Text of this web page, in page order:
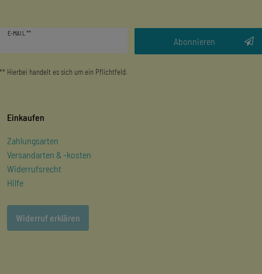
E-MAIL **
Abonnieren
** Hierbei handelt es sich um ein Pflichtfeld.
Einkaufen
Zahlungsarten
Versandarten & -kosten
Widerrufsrecht
Hilfe
Widerruf erklären